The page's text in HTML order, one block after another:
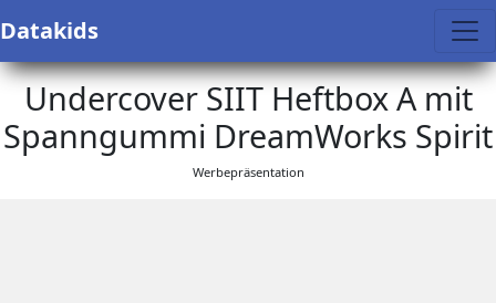
Datakids
Undercover SIIT Heftbox A mit
Spanngummi DreamWorks Spirit
Werbepräsentation